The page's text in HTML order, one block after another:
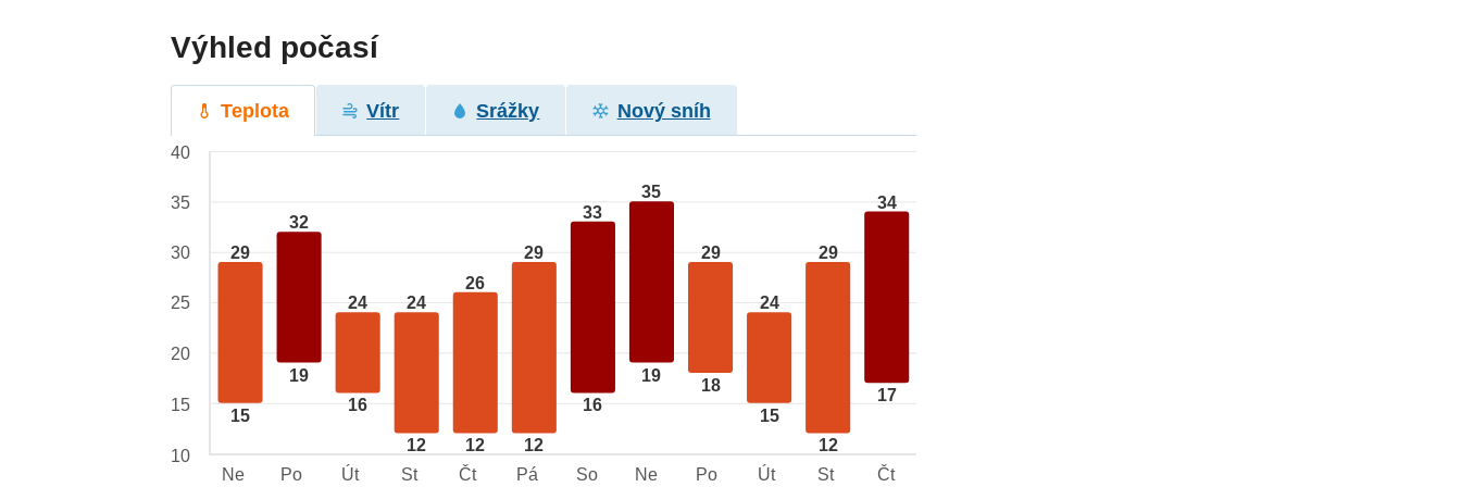
Výhled počasí
Teplota Vítr Srážky Nový sníh
29
15
32
19
24
16
24
12
26
12
29
12
33
16
35
19
29
18
24
15
29
12
34
17
40
35
30
25
20
15
10
Ne
Po Út St Čt Pá So Ne Po Út St Čt